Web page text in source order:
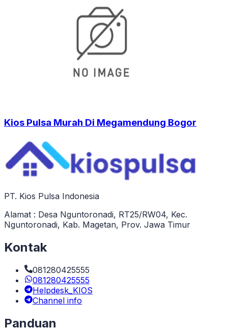
Kios Pulsa Murah Di Megamendung Bogor
PT. Kios Pulsa Indonesia
Alamat : Desa Nguntoronadi, RT25/RW04, Kec.
Nguntoronadi, Kab. Magetan, Prov. Jawa Timur
Kontak
081280425555
081280425555
Helpdesk_KIOS
Channel info
Panduan